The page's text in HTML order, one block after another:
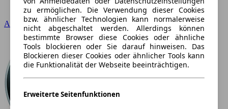
Audi
zu ermöglichen. Die Verwendung dieser Cookies
bzw. ähnlicher Technologien kann normalerweise
nicht abgeschaltet werden. Allerdings können
bestimmte Browser diese Cookies oder ähnliche
Tools blockieren oder Sie darauf hinweisen. Das
Blockieren dieser Cookies oder ähnlicher Tools kann
die Funktionalität der Webseite beeinträchtigen.
Erweiterte Seitenfunktionen